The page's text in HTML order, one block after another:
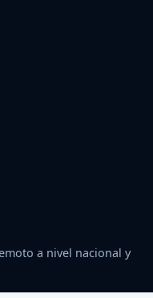
a nivel nacional y